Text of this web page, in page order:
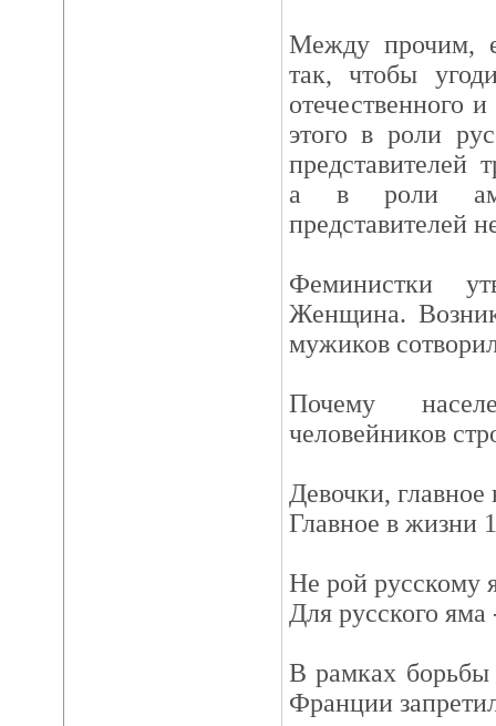
Между прочим,
так, чтобы
отечественного
этого в роли
представителей
а в роли
представителей
Феминистки
Женщина.
мужиков
Почему
человейников
Девочки,
Главное в жизни
Не рой русскому
Для русского яма
В рамках
Франции